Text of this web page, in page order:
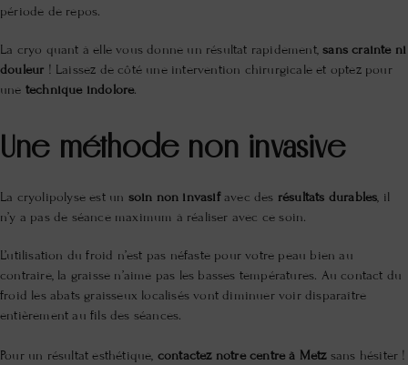
période de repos.
La cryo quant à elle vous donne un résultat rapidement, sans crainte ni
douleur ! Laissez de côté une intervention chirurgicale et optez pour
une technique indolore.
Une méthode non invasive
La cryolipolyse est un soin non invasifavec des résultats durables, il
n’y a pas de séance maximum à réaliser avec ce soin.
L’utilisation du froid n’est pas néfaste pour votre peau bien au
contraire, la graisse n’aime pas les basses températures. Au contact du
froid les abats graisseux localisés vont diminuer voir disparaître
entièrement au fils des séances.
Pour un résultat esthétique, contactez notre centre à Metz sans hésiter !